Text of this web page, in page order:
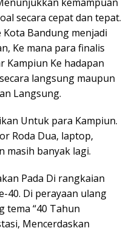
secara cepat dan tepat.
Kota Bandung menjadi
Ke mana para finalis
Kampiun Ke hadapan
langsung maupun
Langsung.
Untuk para Kampiun.
Roda Dua, laptop,
masih banyak lagi.
Pada Di rangkaian
40. Di perayaan ulang
tema “40 Tahun
Mencerdaskan